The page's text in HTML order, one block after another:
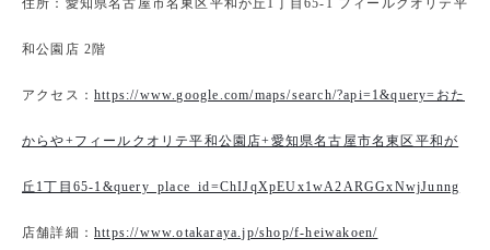
住所：愛知県名古屋市名東区平和が丘1丁目65-1 フィールクオリテ平
和公園店 2階
アクセス： https://www.google.com/maps/search/?api=1&query=おた
からや+フィールクオリテ平和公園店+愛知県名古屋市名東区平和が
丘1丁目65-1&query_place_id=ChIJqXpEUx1wA2ARGGxNwjJunng
店舗詳細： https://www.otakaraya.jp/shop/f-heiwakoen/